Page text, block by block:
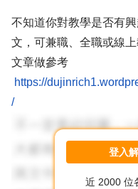
不知道你對教學是否有
文，可兼職、全職或線
文章做參考
https://
/
登入
近 2000 位